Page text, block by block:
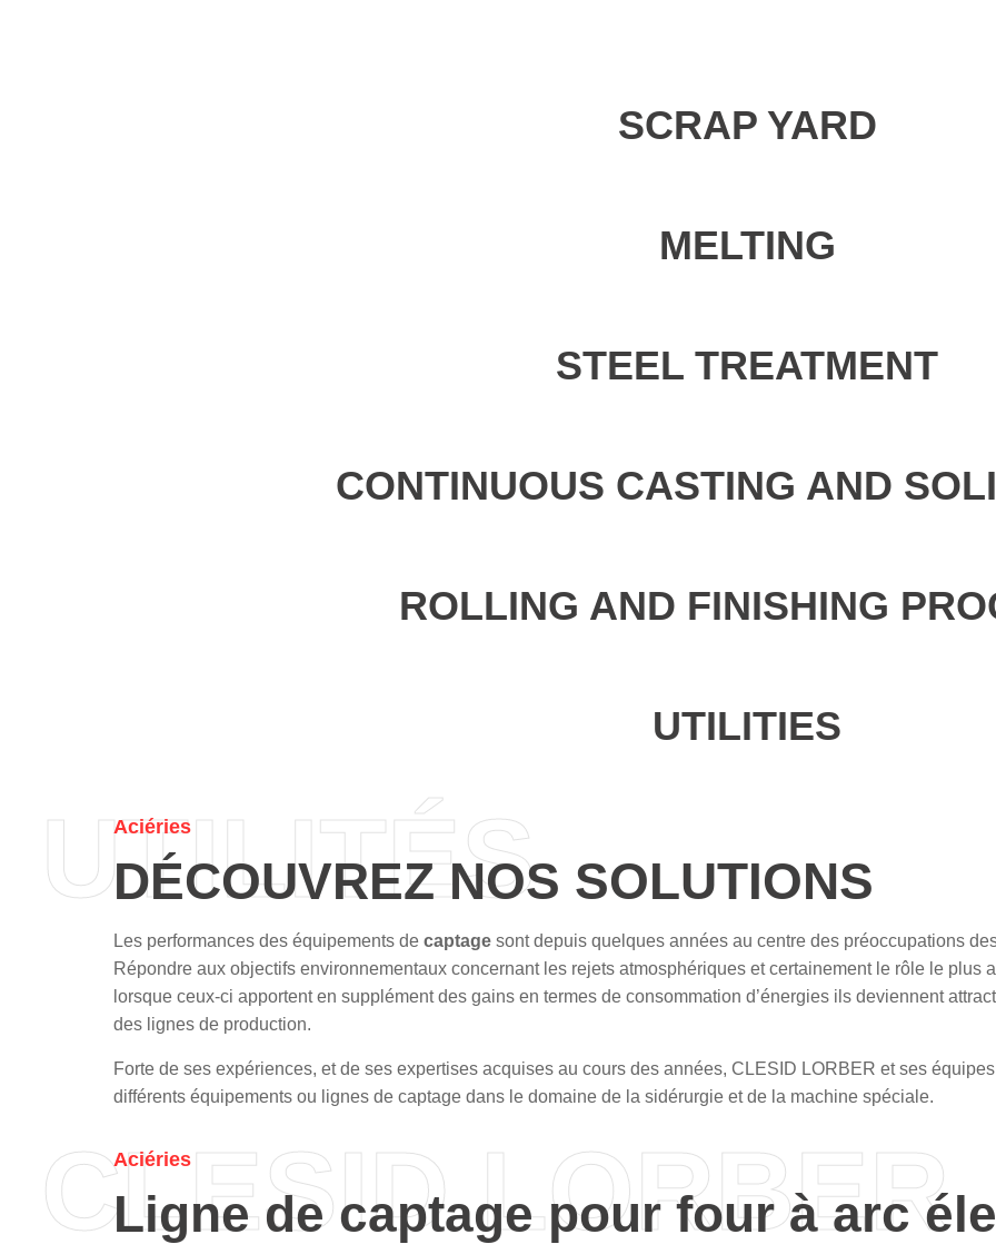
SCRAP YARD
MELTING
STEEL TREATMENT
CONTINUOUS CASTING AND
ROLLING AND FINISHING
UTILITIES
UTILITÉS
Aciéries
DÉCOUVREZ NOS SOLUTIONS
Les performances des équipements de captage sont depuis quelques années au centre des préoccupations
Répondre aux objectifs environnementaux concernant les rejets atmosphériques et certainement le rôle le plus
lorsque ceux-ci apportent en supplément des gains en termes de consommation d’énergies ils deviennent
des lignes de production.
Forte de ses expériences, et de ses expertises acquises au cours des années, CLESID LORBER et ses
différents équipements ou lignes de captage dans le domaine de la sidérurgie et de la machine spéciale.
CLESID LORBER
Aciéries
Ligne de captage pour four à arc